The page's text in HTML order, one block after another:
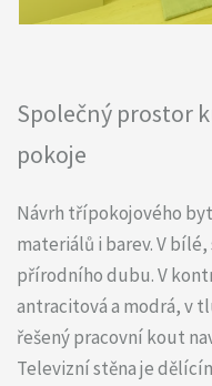
Společný prostor
pokoje
Návrh třípokojového
materiálů i barev. V
přírodního dubu. V
antracitová a modrá, v
řešený pracovní kout
Televizní stěna je